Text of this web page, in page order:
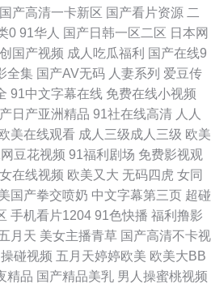
午夜福利av导航 91幼儿黄色 国产91啪啪
精品人妻久久 乱伦社撸小姐 91人人操人人
线 欧美成人超踫AⅤ 欧美性爱亚洲色图 91
资源 精品久久区 亚洲黄页大全免费看 超碰
网页 91撸人网 老司机精品地址 91福利在
航 成人午夜在线 深爱激情海角社区 91专区
玖玖资源综合楼 91cn官网 福利av久久 五
国产高清一卡新区 国产看片资源 二
0 91华人 国产日韩一区二区 日本网
国产视频 成人吃瓜福利 国产在线9
全集 国产AV无码 人妻系列 爱豆传
91中文字幕在线 免费在线小视频
日产亚洲精品 91社在线高清 人人
美在线观看 成人三级成人三级 欧美
豆花视频 91福利剧场 免费影视观
在线视频 欧美又大 无码四虎 女同
国产拳交喷奶 中文字幕第三页 超碰
手机看片1204 91色快播 福利撸影
月天 美女主播青草 国产高清不卡视
操碰视频 五月天婷婷欧美 欧美大BB
精品 国产精品美乳 男人操蜜桃视频